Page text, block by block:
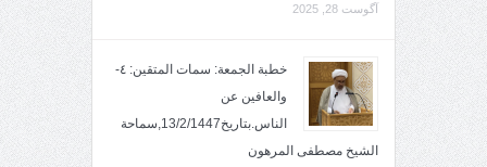
آگوست 28, 2025
خطبة الجمعة: سمات المتقين: ٤-
والعافين عن
الناس.بتاريخ13/2/1447,سماحة
الشيخ مصطفى المرهون